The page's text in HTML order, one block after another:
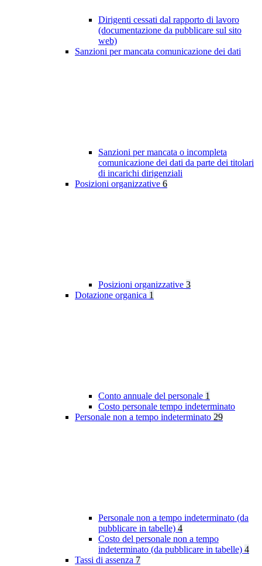
Dirigenti cessati dal rapporto di lavoro
(documentazione da pubblicare sul sito
web)
Sanzioni per mancata comunicazione dei dati
Sanzioni per mancata o incompleta
comunicazione dei dati da parte dei titolari
di incarichi dirigenziali
Posizioni organizzative 6
Posizioni organizzative 3
Dotazione organica 1
Conto annuale del personale 1
Costo personale tempo indeterminato
Personale non a tempo indeterminato 29
Personale non a tempo indeterminato (da
pubblicare in tabelle) 4
Costo del personale non a tempo
indeterminato (da pubblicare in tabelle) 4
Tassi di assenza 7